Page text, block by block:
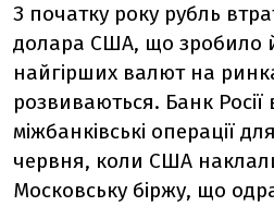
З початку року рубль
долара США, що зробило
найгірших валют на
розвиваються. Банк Росії
міжбанківські операції
червня, коли США
Московську біржу, що